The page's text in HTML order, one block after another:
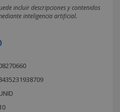
incluir descripciones y contenidos
inteligencia artificial.
10